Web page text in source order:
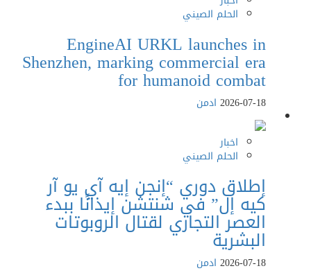
الحلم الصيني
EngineAI URKL launches in
Shenzhen, marking commercial era
for humanoid combat
2026-07-18ادمن
اخبار
الحلم الصيني
إطلاق دوري “إنجن إيه آي يو آر
كيه إل” في شنتشن إيذانًا ببدء
العصر التجاري لقتال الروبوتات
البشرية
2026-07-18ادمن